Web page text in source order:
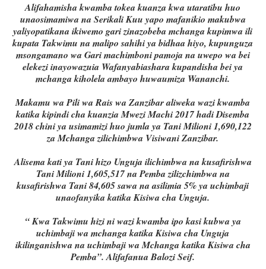
Alifahamisha kwamba tokea kuanza kwa utaratibu huo
unaosimamiwa na Serikali Kuu yapo mafanikio makubwa
yaliyopatikana ikiwemo gari zinazobeba mchanga kupimwa ili
kupata Takwimu na malipo sahihi ya bidhaa hiyo, kupunguza
msongamano wa Gari machimboni pamoja na uwepo wa bei
elekezi inayowazuia Wafanyabiashara kupandisha bei ya
mchanga kiholela ambayo huwaumiza Wananchi.
Makamu wa Pili wa Rais wa Zanzibar aliweka wazi kwamba
katika kipindi cha kuanzia Mwezi Machi 2017 hadi Disemba
2018 chini ya usimamizi huo jumla ya Tani Milioni 1,690,122
za Mchanga zilichimbwa Visiwani Zanzibar.
Alisema kati ya Tani hizo Unguja ilichimbwa na kusafirishwa
Tani Milioni 1,605,517 na Pemba zilizchimbwa na
kusafirishwa Tani 84,605 sawa na asilimia 5% ya uchimbaji
unaofanyika katika Kisiwa cha Unguja.
“ Kwa Takwimu hizi ni wazi kwamba ipo kasi kubwa ya
uchimbaji wa mchanga katika Kisiwa cha Unguja
ikilinganishwa na uchimbaji wa Mchanga katika Kisiwa cha
Pemba”. Alifafanua Balozi Seif.